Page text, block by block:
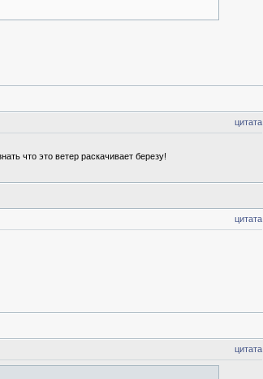
цитата
что это ветер раскачивает березу!
цитата
цитата